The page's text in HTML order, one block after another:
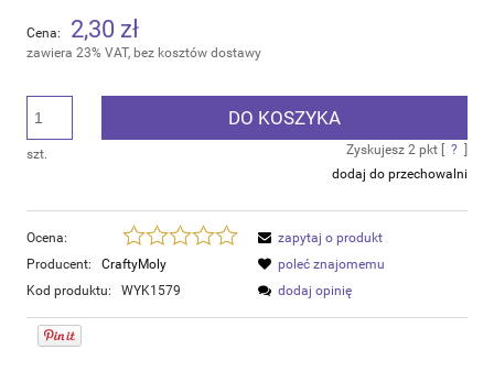
Cena: 2,30 zł
zawiera 23% VAT, bez kosztów dostawy
szt.
DO KOSZYKA
Zyskujesz 2 pkt [ ?
dodaj do przechowalni
Ocena:
Producent:
CraftyMoly
Kod produktu:
WYK1579
zapytaj o produkt
poleć znajomemu
dodaj opinię